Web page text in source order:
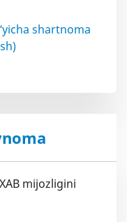
shartnoma
mijozligini